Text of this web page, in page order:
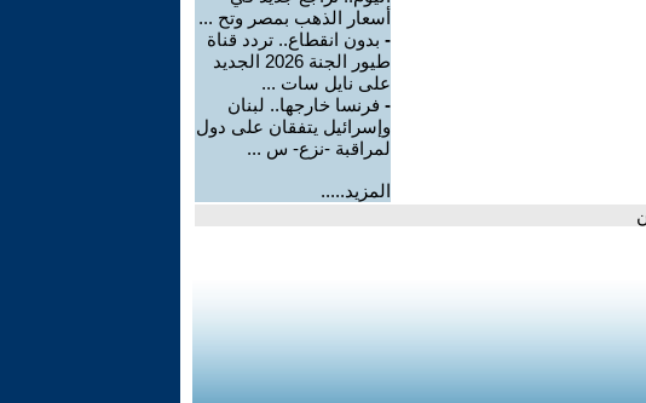
أسعار الذهب بمصر وتح ...
- بدون انقطاع.. تردد قناة
طيور الجنة 2026 الجديد
على نايل سات ...
- فرنسا خارجها.. لبنان
وإسرائيل يتفقان على دول
لمراقبة -نزع- س ...
المزيد.....